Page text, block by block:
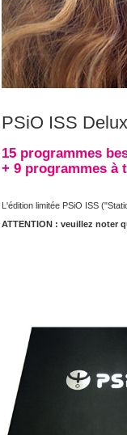
PSiO ISS
15 programmes
+ 9 programmes à
L'édition limitée PSiO ISS
ATTENTION : veuillez noter